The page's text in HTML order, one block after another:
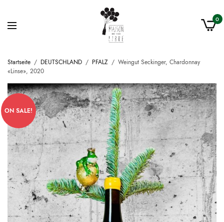
0
Startseite / DEUTSCHLAND / PFALZ / Weingut Seckinger, Chardonnay
«Linse», 2020
ON SALE!